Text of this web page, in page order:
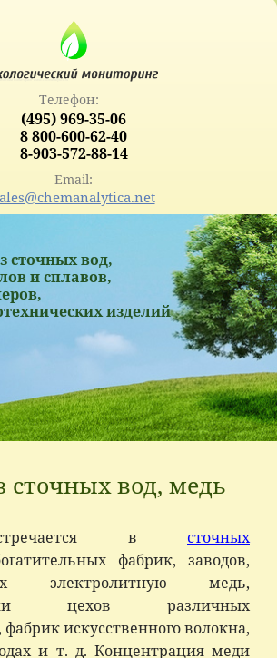
Телефон:
(495) 969-35-06
8 800-600-62-40
8-903-572-88-14
Email:
сточных вод,
и сплавов,
изделий
сточных вод, медь
в сточных
фаб­рик, заводов,
электролитную медь,
цехов различных
искусственного волокна,
и т. д. Концентрация меди